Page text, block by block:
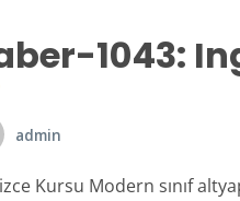
1043:
admin
Kursu Modern sınıf